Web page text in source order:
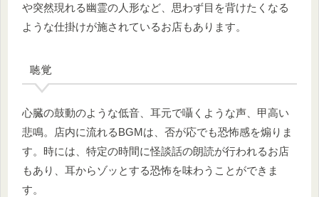
や突然現れる幽霊の人形など、思わず目を背けたくなる
ような仕掛けが施されているお店もあります。
聴覚
心臓の鼓動のような低音、耳元で囁くような声、甲高い
悲鳴。店内に流れるBGMは、否が応でも恐怖感を煽りま
す。時には、特定の時間に怪談話の朗読が行われるお店
もあり、耳からゾッとする恐怖を味わうことができま
す。